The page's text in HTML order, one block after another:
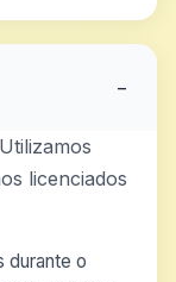
−
licenciados
durante o